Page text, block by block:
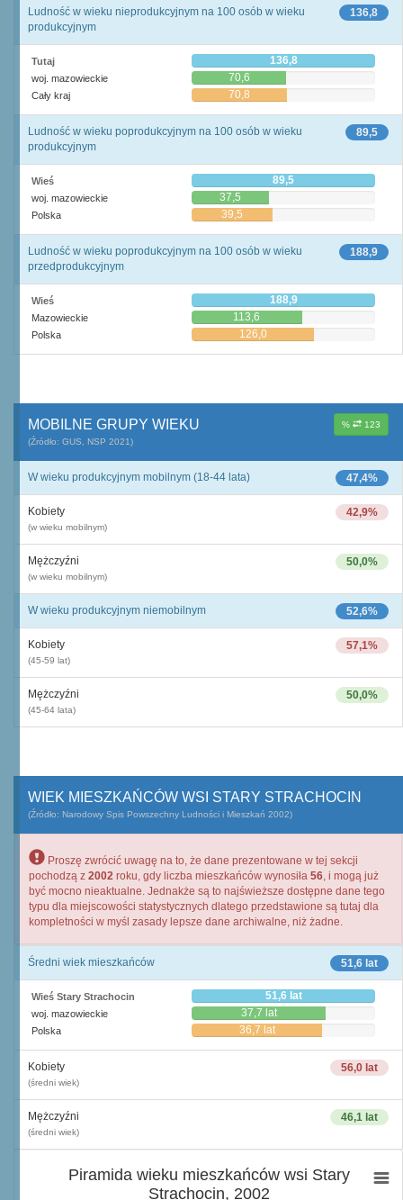
136,8
Ludność w wieku nieprodukcyjnym na 100 osób w wieku
produkcyjnym
Tutaj 136,8
woj. mazowieckie 70,6
Cały kraj 70,8
89,5
Ludność w wieku poprodukcyjnym na 100 osób w wieku
produkcyjnym
Wieś 89,5
woj. mazowieckie 37,5
Polska 39,5
188,9
Ludność w wieku poprodukcyjnym na 100 osób w wieku
przedprodukcyjnym
Wieś 188,9
Mazowieckie 113,6
Polska 126,0
% 123
MOBILNE GRUPY WIEKU
(Źródło: GUS, NSP 2021)
47,4%
W wieku produkcyjnym mobilnym (18-44 lata)
42,9%
Kobiety
(w wieku mobilnym)
50,0%
Mężczyźni
(w wieku mobilnym)
52,6%
W wieku produkcyjnym niemobilnym
57,1%
Kobiety
(45-59 lat)
50,0%
Mężczyźni
(45-64 lata)
WIEK MIESZKAŃCÓW WSI STARY STRACHOCIN
(Źródło: Narodowy Spis Powszechny Ludności i Mieszkań 2002)
Proszę zwrócić uwagę na to, że dane prezentowane w tej sekcji
pochodzą z 2002 roku, gdy liczba mieszkańców wynosiła 56, i mogą już
być mocno nieaktualne. Jednakże są to najświeższe dostępne dane tego
typu dla miejscowości statystycznych dlatego przedstawione są tutaj dla
kompletności w myśl zasady lepsze dane archiwalne, niż żadne.
51,6 lat
Średni wiek mieszkańców
Wieś Stary Strachocin 51,6 lat
woj. mazowieckie 37,7 lat
Polska 36,7 lat
56,0 lat
Kobiety
(średni wiek)
46,1 lat
Mężczyźni
(średni wiek)
Piramida wieku mieszkańców wsi Stary
Strachocin, 2002